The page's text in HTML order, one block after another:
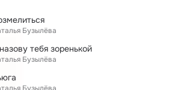
Бузылёва
тебя зоренькой
Бузылёва